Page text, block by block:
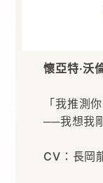
懷亞特‧沃
「我推測
──我想我
CV：長岡